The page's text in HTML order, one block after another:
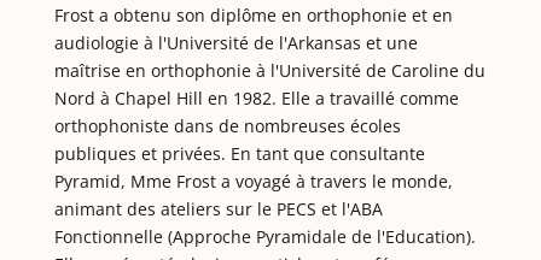
Frost a obtenu son diplôme en orthophonie et en
audiologie à l'Université de l'Arkansas et une
maîtrise en orthophonie à l'Université de Caroline du
Nord à Chapel Hill en 1982. Elle a travaillé comme
orthophoniste dans de nombreuses écoles
publiques et privées. En tant que consultante
Pyramid, Mme Frost a voyagé à travers le monde,
animant des ateliers sur le PECS et l'ABA
Fonctionnelle (Approche Pyramidale de l'Education).